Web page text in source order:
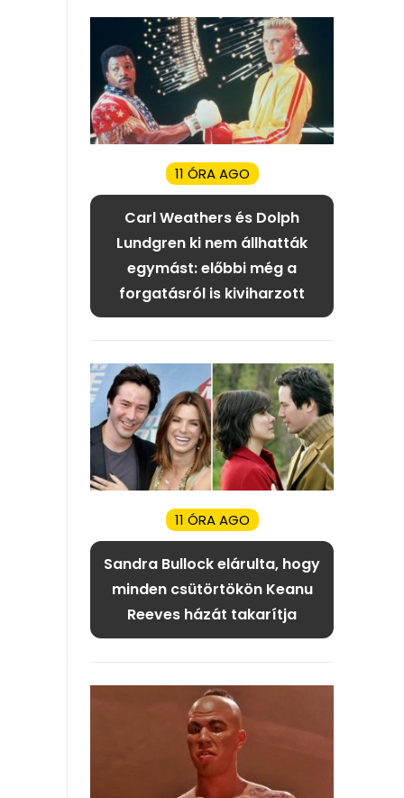
11 ÓRA AGO
Carl Weathers és Dolph
Lundgren ki nem állhatták
egymást: előbbi még a
forgatásról is kiviharzott
11 ÓRA AGO
Sandra Bullock elárulta, hogy
minden csütörtökön Keanu
Reeves házát takarítja